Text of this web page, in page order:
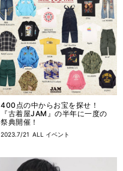
400点の中からお宝を探せ！
『古着屋JAM』の半年に一度の
祭典開催！
2023.7/21 ALL イベント